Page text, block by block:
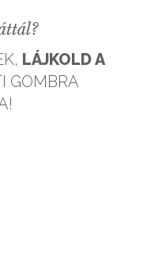
LÁJKOLD A
GOMBRA